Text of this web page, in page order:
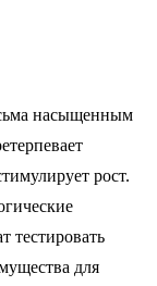
насыщенным
рост.
тестировать
для